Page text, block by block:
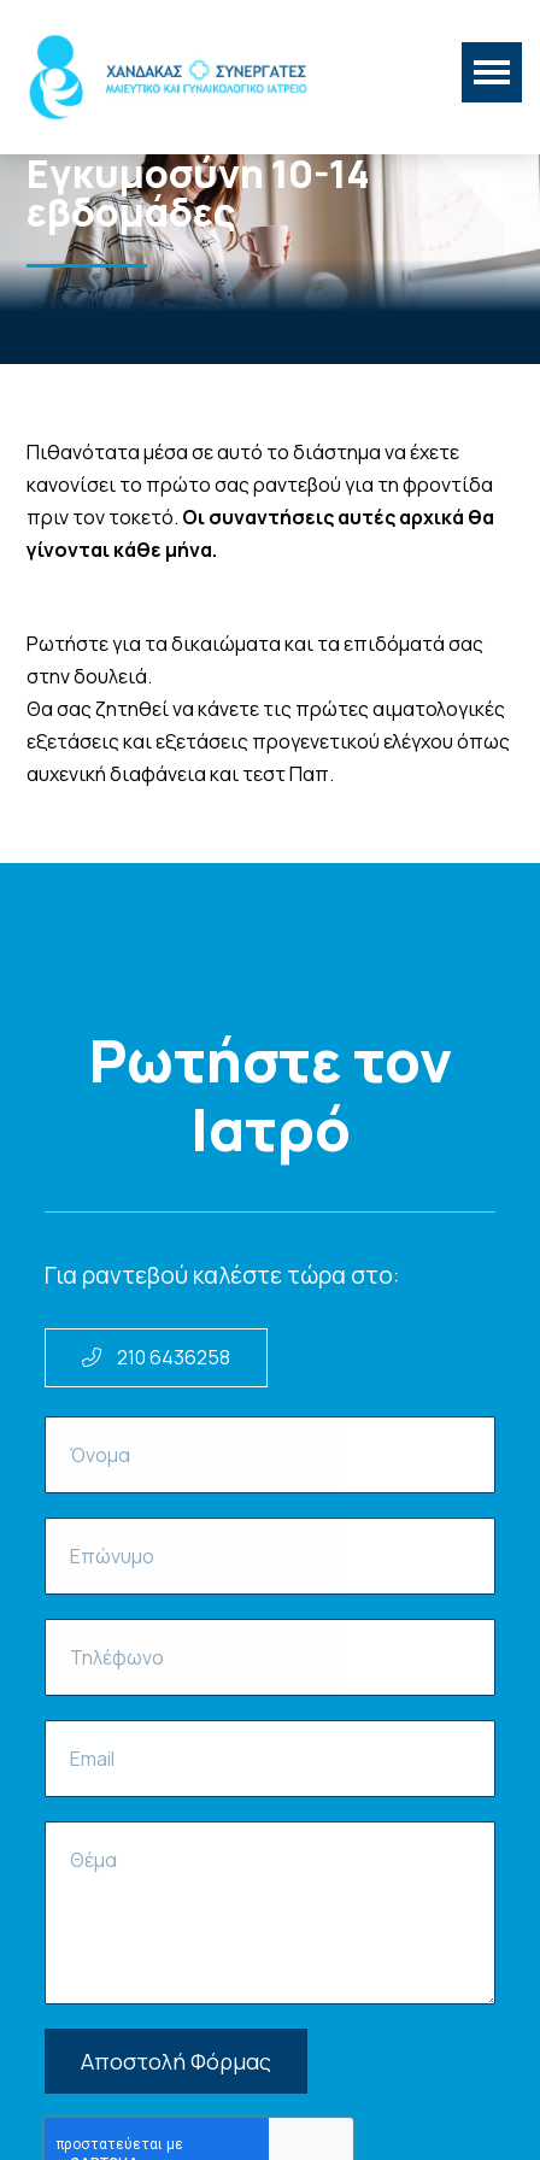
Εγκυμοσύνη 10-14
εβδομάδες
Πιθανότατα μέσα σε αυτό το διάστημα να έχετε
κανονίσει το πρώτο σας ραντεβού για τη φροντίδα
πριν τον τοκετό. Οι συναντήσεις αυτές αρχικά θα
γίνονται κάθε μήνα.
Ρωτήστε για τα δικαιώματα και τα επιδόματά σας
στην δουλειά.
Θα σας ζητηθεί να κάνετε τις πρώτες αιματολογικές
εξετάσεις και εξετάσεις προγενετικού ελέγχου όπως
αυχενική διαφάνεια και τεστ Παπ.
Ρωτήστε τον
Ιατρό
Για ραντεβού καλέστε τώρα στο:
210 6436258
Αποστολή Φόρμας